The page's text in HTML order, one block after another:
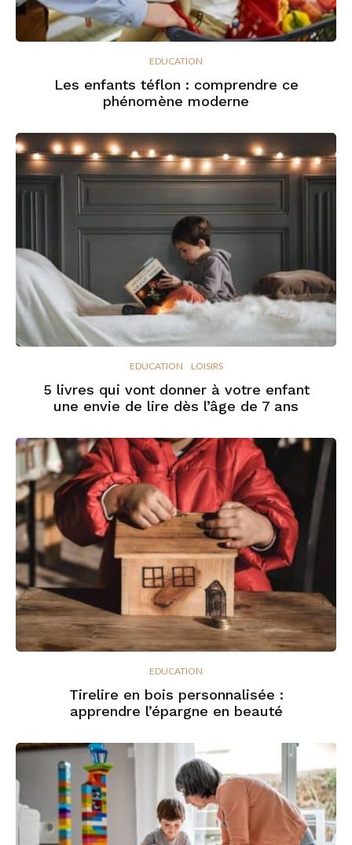
EDUCATION
Les enfants téflon : comprendre ce
phénomène moderne
EDUCATION LOISIRS
5 livres qui vont donner à votre enfant
une envie de lire dès l’âge de 7 ans
EDUCATION
Tirelire en bois personnalisée :
apprendre l’épargne en beauté